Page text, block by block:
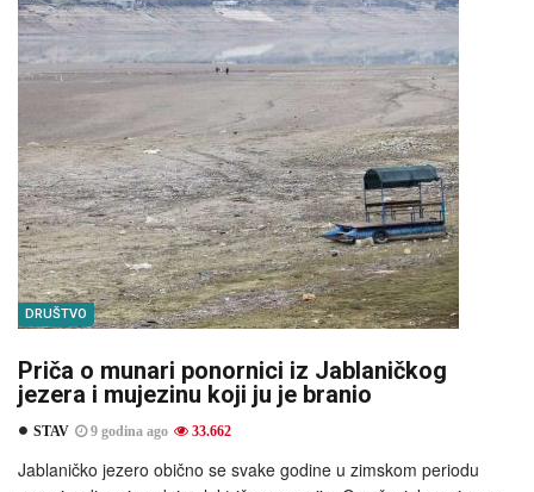
DRUŠTVO
Priča o munari ponornici iz Jablaničkog
jezera i mujezinu koji ju je branio
STAV 9 godina ago 33.662
Jablaničko jezero obično se svake godine u zimskom periodu